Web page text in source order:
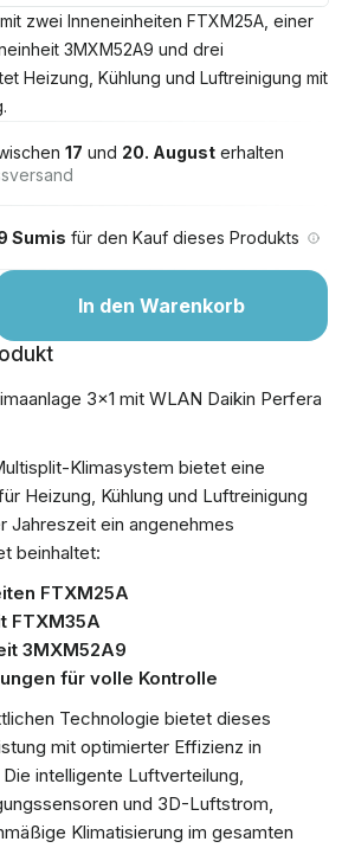
zwei Inneneinheiten FTXM25A, einer
3MXM52A9 und drei
Heizung, Kühlung und Luftreinigung mit
17 und 20. August erhalten
Sumis für den Kauf dieses Produkts
In den Warenkorb
3x1 mit WLAN Daikin Perfera
Klimasystem bietet eine
Heizung, Kühlung und Luftreinigung
Jahreszeit ein angenehmes
beinhaltet:
FTXM25A
FTXM35A
3MXM52A9
für volle Kontrolle
Technologie bietet dieses
mit optimierter Effizienz in
Die intelligente Luftverteilung,
und 3D-Luftstrom,
Klimatisierung im gesamten